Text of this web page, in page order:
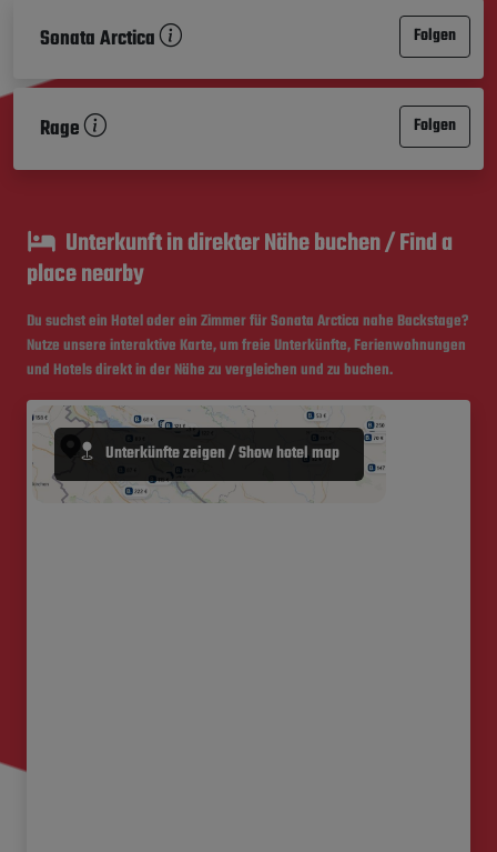
Sonata Arctica Folgen
Rage Folgen
Unterkunft in direkter Nähe buchen / Find a
place nearby
Du suchst ein Hotel oder ein Zimmer für Sonata Arctica naheBackstage?
Nutze unsere interaktive Karte, um freie Unterkünfte, Ferienwohnungen
und Hotels direkt in der Nähe zu vergleichen und zu buchen.
Unterkünfte zeigen / Show hotel map